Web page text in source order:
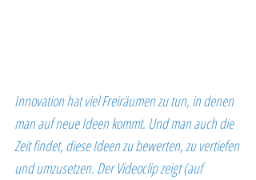
Innovation hat viel Freiräumen zu tun, in denen
man auf neue Ideen kommt. Und man auch die
Zeit findet, diese Ideen zu bewerten, zu vertiefen
und umzusetzen. Der Videoclip zeigt (auf